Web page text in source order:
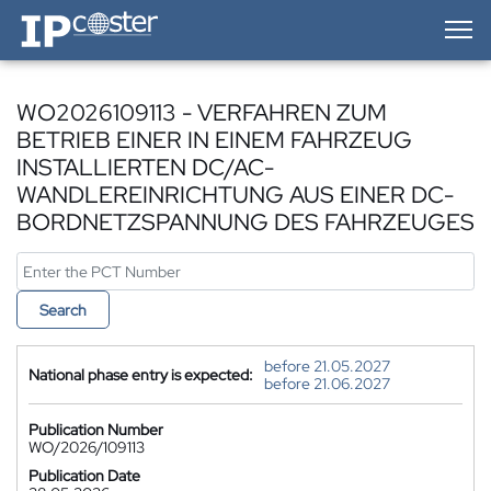
IP-Coster — Home
WO2026109113 - VERFAHREN ZUM
BETRIEB EINER IN EINEM FAHRZEUG
INSTALLIERTEN DC/AC-
WANDLEREINRICHTUNG AUS EINER DC-
BORDNETZSPANNUNG DES FAHRZEUGES
Search
National phase entry is expected:
before 21.05.2027
before 21.06.2027
Publication Number
WO/2026/109113
Publication Date